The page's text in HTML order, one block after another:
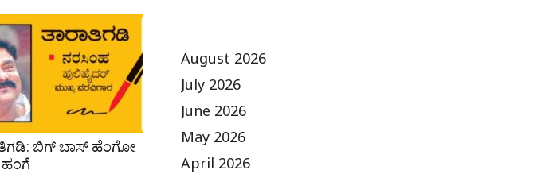
ಬಿಗ್ ಬಾಸ್ ಹೆಂಗೋ
August 2026
July 2026
June 2026
May 2026
April 2026